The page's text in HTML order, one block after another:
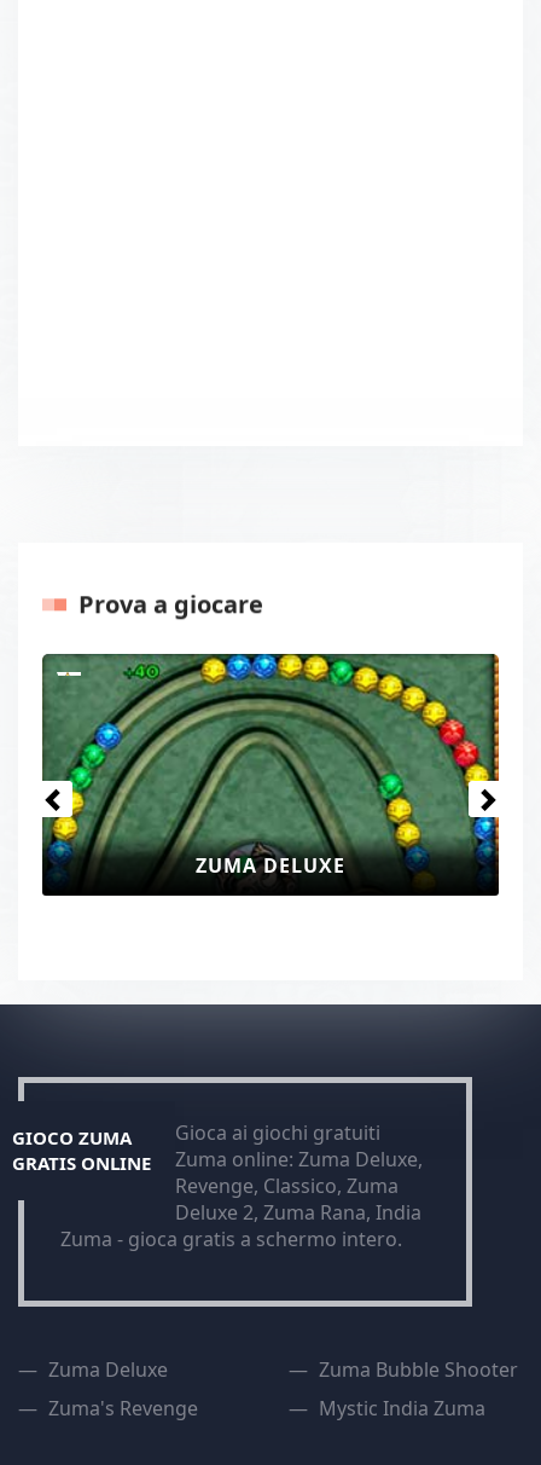
Prova a giocare
ZUMA DELUXE
Precedenti
GIOCO ZUMA
GRATIS ONLINE
Gioca ai giochi gratuiti
Zuma online: Zuma Deluxe,
Revenge, Classico, Zuma
Deluxe 2, Zuma Rana, India
Zuma - gioca gratis a schermo intero.
Zuma Deluxe
Zuma's Revenge
Zuma Bubble Shooter
Mystic India Zuma